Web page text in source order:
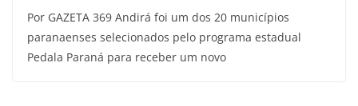
Por GAZETA 369 Andirá foi um dos 20 municípios
paranaenses selecionados pelo programa estadual
Pedala Paraná para receber um novo